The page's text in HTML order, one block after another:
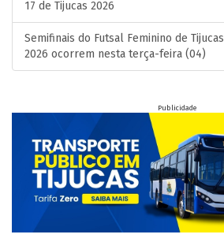
17 de Tijucas 2026
Semifinais do Futsal Feminino de Tijucas
2026 ocorrem nesta terça-feira (04)
Publicidade